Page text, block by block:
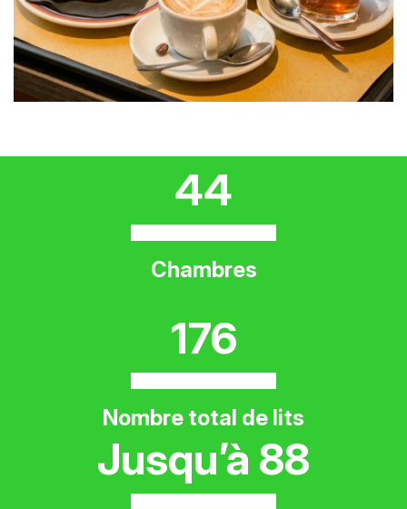
44
Chambres
176
Nombre total de lits
Jusqu’à 88